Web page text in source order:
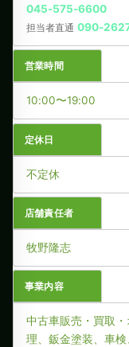
045-575-6600
担当者直通 090-
営業時間
10:00〜19:00
定休日
不定休
店舗責任者
牧野隆志
事業内容
中古車販売・買取
理、鈑金塗装、車